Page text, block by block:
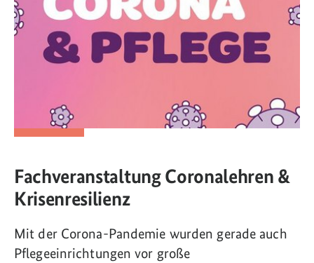
Fachveranstaltung Coronalehren &
Krisenresilienz
Mit der Corona-Pandemie wurden gerade auch
Pflegeeinrichtungen vor große